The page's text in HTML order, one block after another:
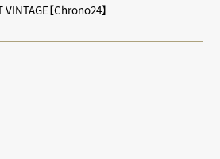
【Chrono24】